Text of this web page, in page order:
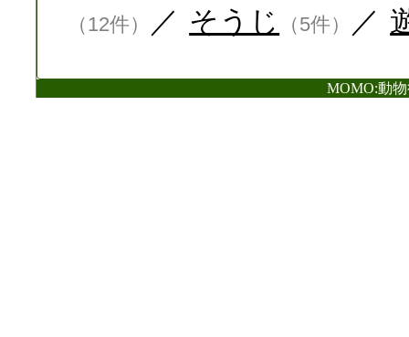
（12件） ／ そうじ （5件） ／
MOMO:動